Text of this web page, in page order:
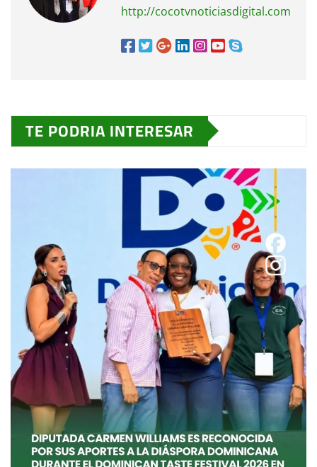
http://cocotvnoticiasdigital.com
TE PODRIA INTERESAR